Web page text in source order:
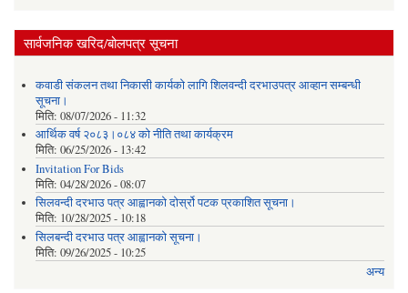
सार्वजनिक खरिद/बोलपत्र सूचना
कवाडी संकलन तथा निकासी कार्यको लागि शिलवन्दी दरभाउपत्र आव्हान सम्बन्धी
सूचना।
मिति: 08/07/2026 - 11:32
आर्थिक वर्ष २०८३।०८४ को नीति तथा कार्यक्रम
मिति: 06/25/2026 - 13:42
Invitation For Bids
मिति: 04/28/2026 - 08:07
सिलवन्दी दरभाउ पत्र आह्वानको दोर्स्रो पटक प्रकाशित सूचना।
मिति: 10/28/2025 - 10:18
सिलबन्दी दरभाउ पत्र आह्वानको सूचना।
मिति: 09/26/2025 - 10:25
अन्य